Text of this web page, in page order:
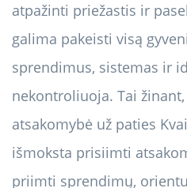
atpažinti priežastis ir
galima pakeisti visą
sprendimus, sistemas ir
nekontroliuoja. Tai
atsakomybė už paties
išmoksta prisiimti
priimti sprendimų,